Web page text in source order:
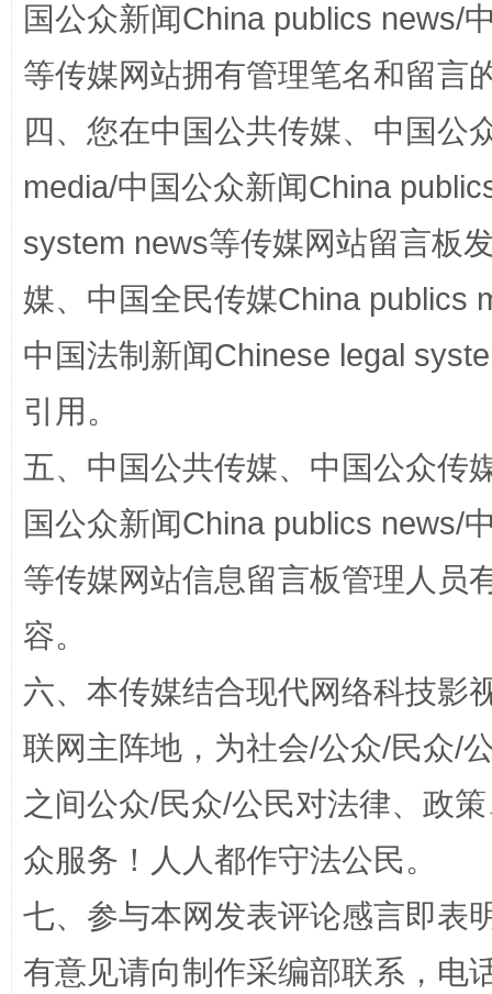
站台名比不上好声名
漫山遍野的桃花与雪山、麦地、白藏房
招工难、用工荒背后
网上购药对药下症？
国公众新闻China publics news/
等传媒网站拥有管理笔名和留言
四、您在中国公共传媒、中国公
media/中国公众新闻China
system news等传媒网站留言板
媒、中国全民传媒China publics
中国法制新闻Chinese legal
引用。
五、中国公共传媒、中国公众传
国公众新闻China publics news/
等传媒网站信息留言板管理人员
容。
六、本传媒结合现代网络科技影
联网主阵地，为社会/公众/民众/
之间公众/民众/公民对法律、政
众服务！人人都作守法公民。
七、参与本网发表评论感言即表
有意见请向制作采编部联系，电